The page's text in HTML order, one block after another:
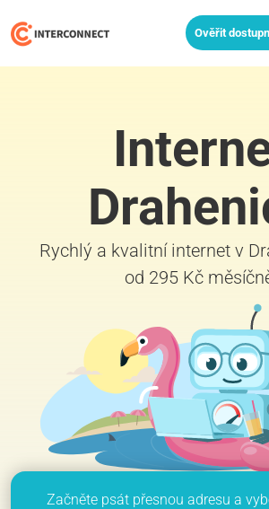
Ověřit
Rychlý a kvalitní internet v
od 295 Kč
Začněte psát přesnou adresu a